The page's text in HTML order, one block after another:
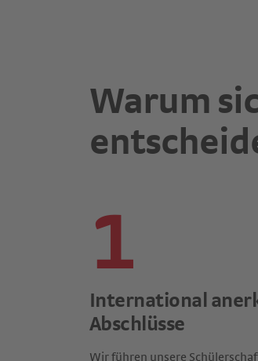
Warum
1
International
Abschlüsse
Wir führen unsere